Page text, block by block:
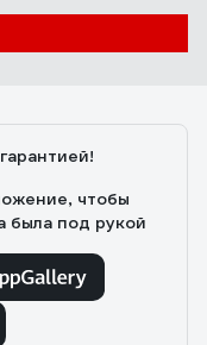
чтобы
была под рукой